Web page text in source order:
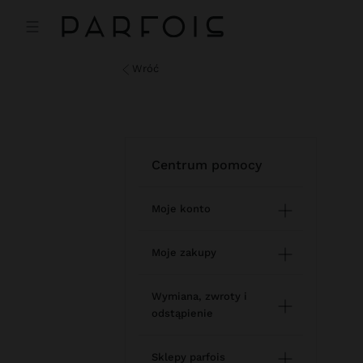
centrum pomocy
Moje konto
Rejestracja i logowanie
profilem
Moje zakupy
Zakupy online
Wymiana, zwroty i
odstąpienie
Jak zwrócić / odstąpić od
Sklepy parfois
wróć